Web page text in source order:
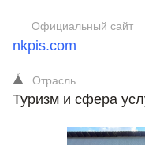
Официальный сайт
nkpis.com
Отрасль
Туризм и сфера